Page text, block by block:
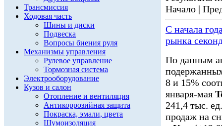
Трансмиссия
Ходовая часть
Шины и диски
Подвеска
Вопросы биения руля
Механизмы управления
Рулевое управление
Тормозная система
Электрооборудование
Кузов и салон
Отопление и вентиляция
Антикоррозийная защита
Покраска, эмали, цвета
Шумоизоляция
Начало |
С начала
рынка
По данным
8 и 15%
января-мая
241,4 тыс.
продаж на